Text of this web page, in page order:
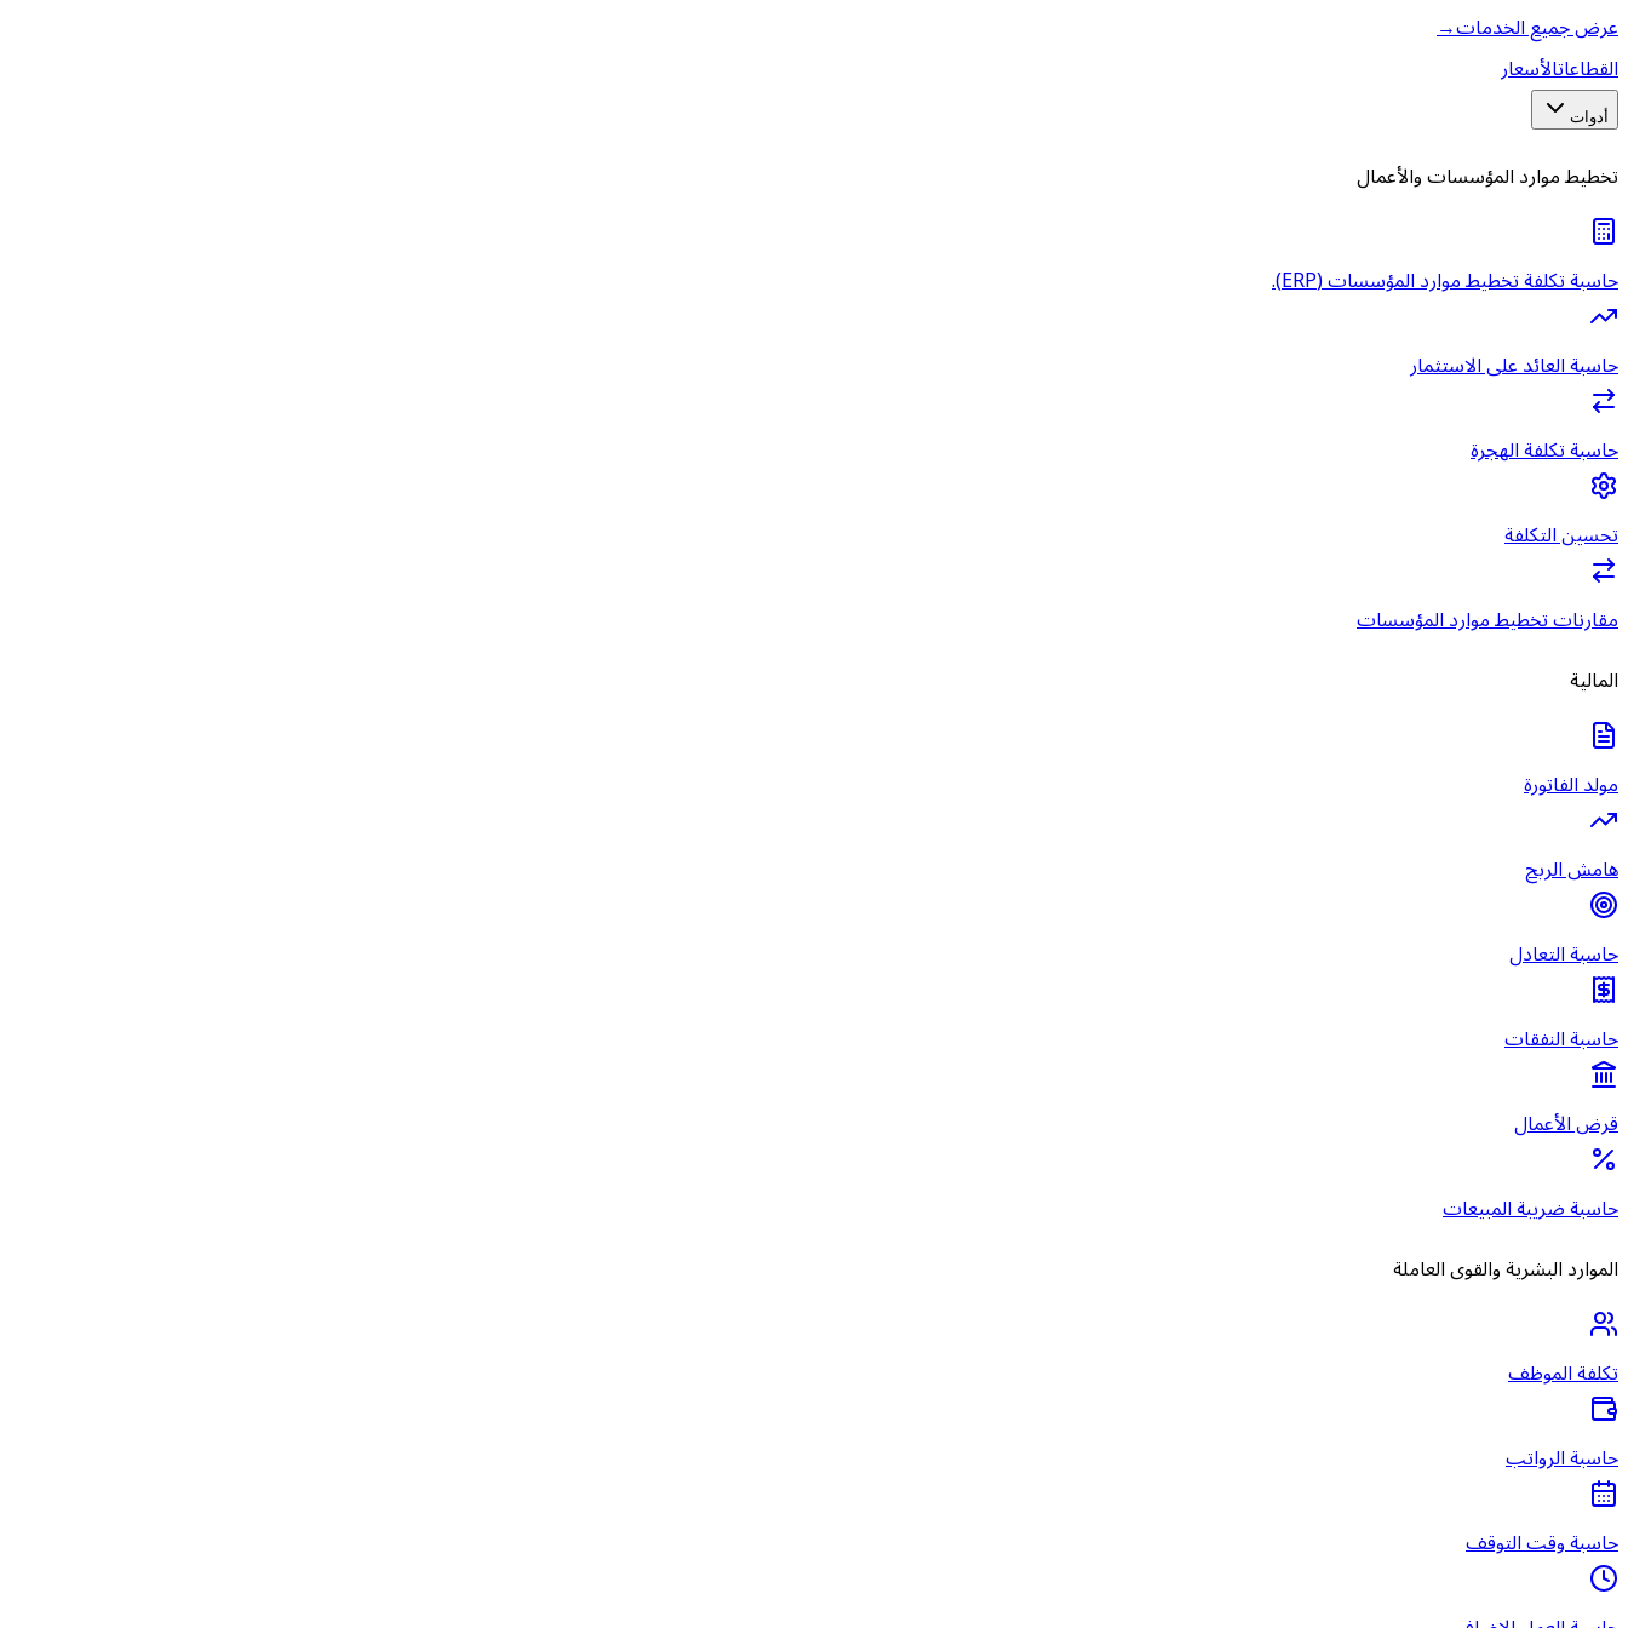
عرض جميع الخدمات→
القطاعاتالأسعار
أدوات
تخطيط موارد المؤسسات والأعمال
حاسبة تكلفة تخطيط موارد المؤسسات (ERP).
حاسبة العائد على الاستثمار
حاسبة تكلفة الهجرة
تحسين التكلفة
مقارنات تخطيط موارد المؤسسات
المالية
مولد الفاتورة
هامش الربح
حاسبة التعادل
حاسبة النفقات
قرض الأعمال
حاسبة ضريبة المبيعات
الموارد البشرية والقوى العاملة
تكلفة الموظف
حاسبة الرواتب
حاسبة وقت التوقف